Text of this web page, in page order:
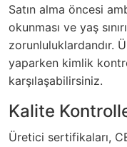
Satın alma öncesi
okunması ve yaş
zorunluluklardandır.
yaparken kimlik
karşılaşabilirsiniz.
Kalite
Üretici sertifikaları,